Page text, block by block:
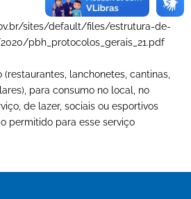
sites/default/files/estrutura-de-
pbh_protocolos_gerais_21.pdf
lanchonetes, cantinas,
para consumo no local, no
de lazer, sociais ou esportivos
permitido para esse serviço